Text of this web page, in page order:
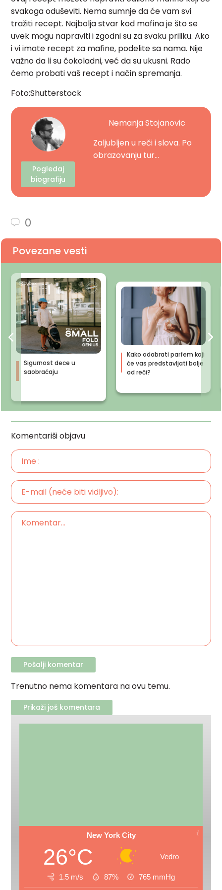
svakoga oduševiti. Nema sumnje da će vam svi
tražiti recept. Najbolja stvar kod mafina je što se
uvek mogu napraviti i zgodni su za svaku priliku. Ako
i vi imate recept za mafine, podelite sa nama. Nije
važno da li su čokoladni, već da su ukusni. Rado
ćemo probati vaš recept i način spremanja.
Foto:Shutterstock
Pogledaj
biografiju
Nemanja Stojanovic
Zaljubljen u reči i slova. Po
obrazovanju tur...
0
Povezane vesti
Sigurnost dece u
saobraćaju
Kako odabrati parfem koji
će vas predstavljati bolje
od reči?
Komentariši objavu
Trenutno nema komentara na ovu temu.
Prikaži još komentara
New York City
26°C Vedro
1.5 m/s 87% 765 mmHg